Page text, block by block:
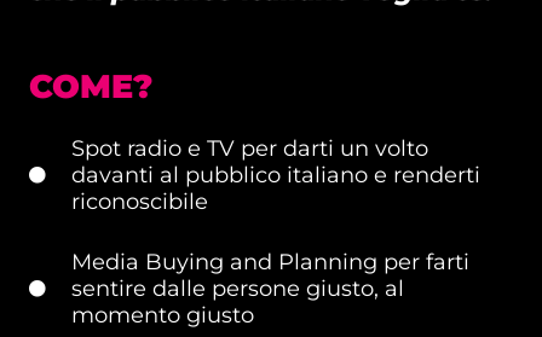
COME?
Spot radio e TV per darti un volto
davanti al pubblico italiano e renderti
riconoscibile
Media Buying and Planning per farti
sentire dalle persone giusto, al
momento giusto